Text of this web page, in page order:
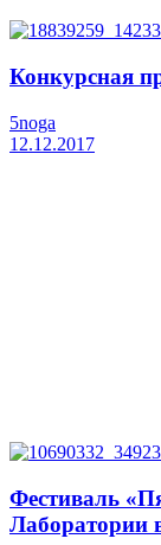
Конкурсная
5noga
12.12.2017
Фестиваль
Лаборатории